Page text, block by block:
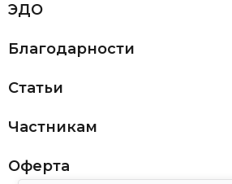
ЭДО
Благодарности
Статьи
Частникам
Оферта